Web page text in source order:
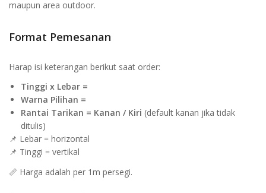
maupun area outdoor.
Format Pemesanan
Harap isi keterangan berikut saat order:
Tinggi x Lebar =
Warna Pilihan =
Rantai Tarikan = Kanan / Kiri (default kanan jika tidak
ditulis)
📌 Lebar = horizontal
📌 Tinggi = vertikal
📏 Harga adalah per 1m persegi.